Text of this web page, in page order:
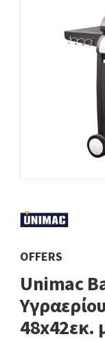
OFFERS
Unimac
48x42εκ.